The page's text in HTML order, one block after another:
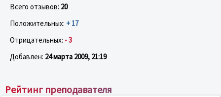
Всего отзывов: 20
Положительных: + 17
Отрицательных: - 3
Добавлен: 24 марта 2009, 21:19
Рейтинг преподавателя